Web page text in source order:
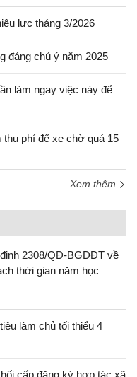
lực tháng 3/2026
đáng chú ý năm 2025
làm ngay việc này để
thu phí để xe chờ quá 15
Xem thêm
2308/QĐ-BGDĐT về
thời gian năm học
làm chủ tối thiểu 4
cấp đăng ký hợp tác xã